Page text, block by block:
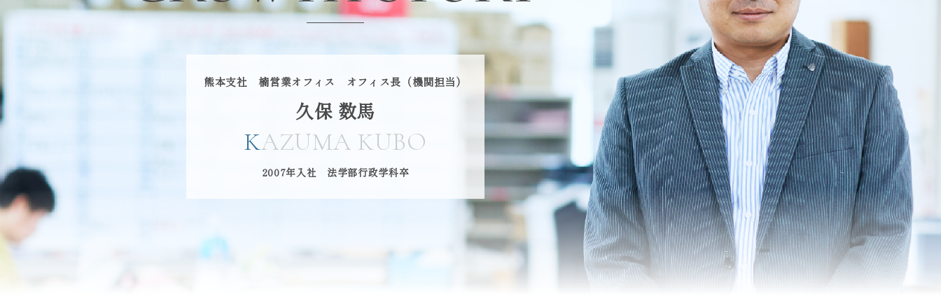
熊本支社 楠営業オフィス オフィス長（機関担当）
久保 数馬
KAZUMA KUBO
2007年入社 法学部行政学科卒